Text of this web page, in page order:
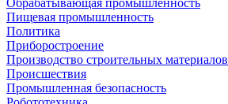
Пищевая промышленность
Политика
Приборостроение
Производство строительных материалов
Происшествия
Промышленная безопасность